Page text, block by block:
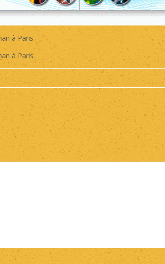
à Paris.
à Paris.